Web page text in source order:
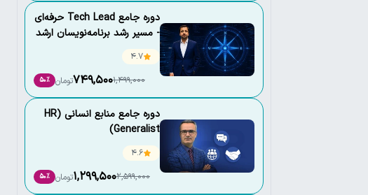
دوره جامع Tech Lead حرفه‌ای
- مسیر رشد برنامه‌نویسان ارشد
4.7
1,499,000
749,500تومان 50٪
دوره جامع منابع انسانی (HR
Generalist)
4.6
2,599,000
1,299,500تومان 50٪